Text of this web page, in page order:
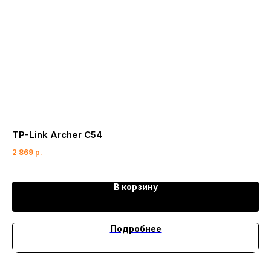
TP-Link Archer C54
2 869 р.
В корзину
Подробнее